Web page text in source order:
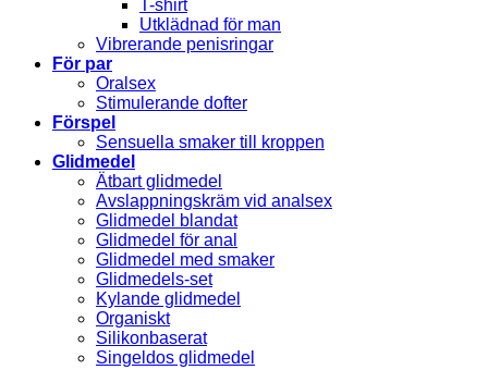
T-shirt
Utklädnad för man
Vibrerande penisringar
För par
Oralsex
Stimulerande dofter
Förspel
Sensuella smaker till kroppen
Glidmedel
Ätbart glidmedel
Avslappningskräm vid analsex
Glidmedel blandat
Glidmedel för anal
Glidmedel med smaker
Glidmedels-set
Kylande glidmedel
Organiskt
Silikonbaserat
Singeldos glidmedel